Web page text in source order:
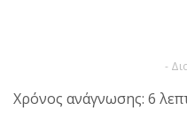
-
Χρόνος ανάγνωσης: 6